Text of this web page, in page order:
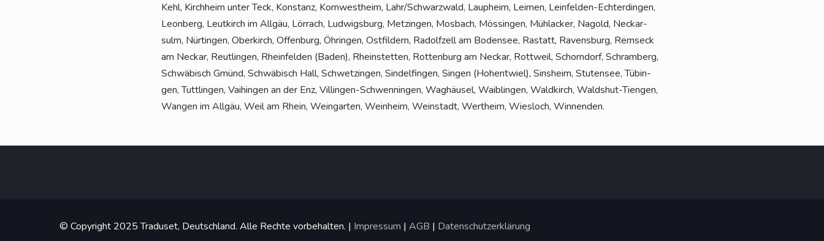
Kehl, Kirch­heim unter Teck, Kon­stanz, Korn­west­heim, Lahr/Schwarzwald, Laup­heim, Lei­men, Lein­fel­den-Ech­ter­din­gen,
Leon­berg, Leut­kirch im All­gäu, Lör­rach, Lud­wigs­burg, Met­zin­gen, Mos­bach, Mös­sin­gen, Mühl­acker, Nagold, Neckar­
sulm, Nür­tin­gen, Ober­kirch, Offen­burg, Öhrin­gen, Ost­fil­dern, Radolf­zell am Boden­see, Ras­tatt, Ravens­burg, Rems­eck
am Neckar, Reut­lin­gen, Rhein­fel­den (Baden), Rhein­stet­ten, Rot­ten­burg am Neckar, Rott­weil, Schorn­dorf, Schram­berg,
Schwä­bisch Gmünd, Schwä­bisch Hall, Schwet­zin­gen, Sin­del­fin­gen, Sin­gen (Hoh­ent­wiel), Sins­heim, Stu­ten­see, Tübin­
gen, Tutt­lin­gen, Vai­hin­gen an der Enz, Vil­lin­gen-Schwen­nin­gen, Wag­häu­sel, Waib­lin­gen, Wald­kirch, Walds­hut-Tien­gen,
Wan­gen im All­gäu, Weil am Rhein, Wein­gar­ten, Wein­heim, Wein­stadt, Wert­heim, Wies­loch, Winnenden.
© Copyright 2025 Traduset, Deutschland. Alle Rechte vorbehalten. | Impressum | AGB | Datenschutzerklärung